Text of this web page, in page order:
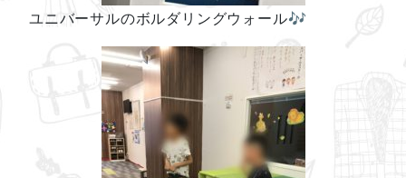
ユニバーサルのボルダリングウォール🎶